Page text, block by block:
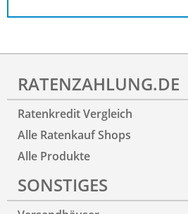
RATENZAHLUNG.DE
Ratenkredit Vergleich
Alle Ratenkauf Shops
Alle Produkte
SONSTIGES